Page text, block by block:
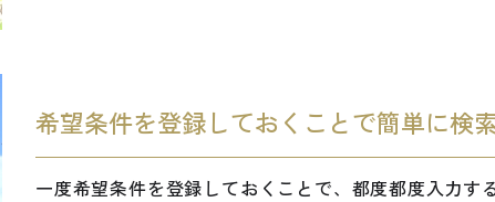
希望条件を登録しておくことで簡単に検
一度希望条件を登録しておくことで、都度都度入力